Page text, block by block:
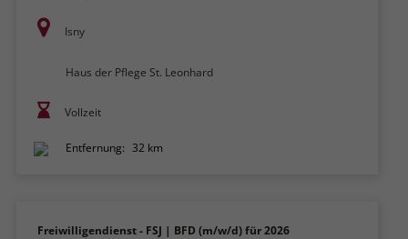
Isny
Haus der Pflege St. Leonhard
Vollzeit
Entfernung: 32 km
Freiwilligendienst - FSJ | BFD (m/w/d) für 2026